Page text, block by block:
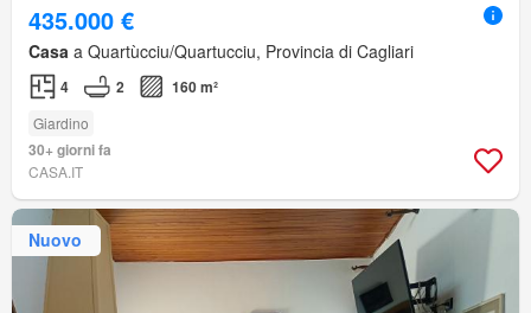
435.000 €
Casa a Quartùcciu/Quartucciu, Provincia di Cagliari
4 2 160 m²
Giardino
30+ giorni fa
CASA.IT
Nuovo